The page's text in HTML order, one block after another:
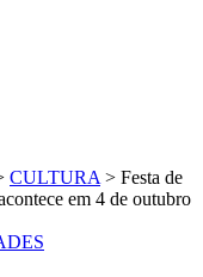
CULTURA > Festa de
em 4 de outubro